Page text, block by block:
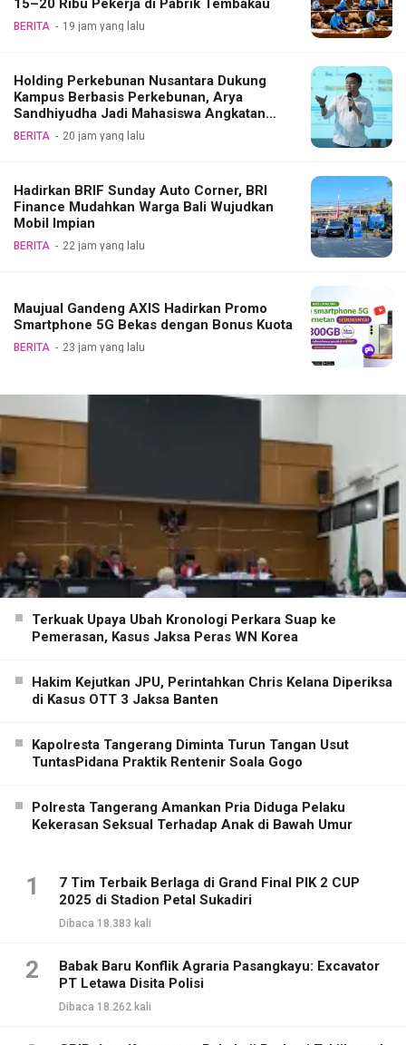
15–20 Ribu Pekerja di Pabrik Tembakau
BERITA 19 jam yang lalu
Holding Perkebunan Nusantara Dukung
Kampus Berbasis Perkebunan, Arya
Sandhiyudha Jadi Mahasiswa Angkatan
Pertama Magister ITSI
BERITA 20 jam yang lalu
Hadirkan BRIF Sunday Auto Corner, BRI
Finance Mudahkan Warga Bali Wujudkan
Mobil Impian
BERITA 22 jam yang lalu
Maujual Gandeng AXIS Hadirkan Promo
Smartphone 5G Bekas dengan Bonus Kuota
BERITA 23 jam yang lalu
Terkuak Upaya Ubah Kronologi Perkara Suap ke
Pemerasan, Kasus Jaksa Peras WN Korea
Hakim Kejutkan JPU, Perintahkan Chris Kelana Diperiksa
di Kasus OTT 3 Jaksa Banten
Kapolresta Tangerang Diminta Turun Tangan Usut
TuntasPidana Praktik Rentenir Soala Gogo
Polresta Tangerang Amankan Pria Diduga Pelaku
Kekerasan Seksual Terhadap Anak di Bawah Umur
1
7 Tim Terbaik Berlaga di Grand Final PIK 2 CUP
2025 di Stadion Petal Sukadiri
Dibaca 18.383 kali
2
Babak Baru Konflik Agraria Pasangkayu: Excavator
PT Letawa Disita Polisi
Dibaca 18.262 kali